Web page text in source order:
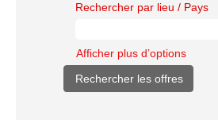
Rechercher par lieu / Pays
Afficher plus d’options